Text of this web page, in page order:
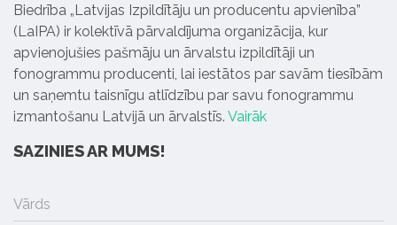
Biedrība „Latvijas Izpildītāju un producentu apvienība”
(LaIPA) ir kolektīvā pārvaldījuma organizācija, kur
apvienojušies pašmāju un ārvalstu izpildītāji un
fonogrammu producenti, lai iestātos par savām tiesībām
un saņemtu taisnīgu atlīdzību par savu fonogrammu
izmantošanu Latvijā un ārvalstīs. Vairāk
SAZINIES AR MUMS!
Vārds